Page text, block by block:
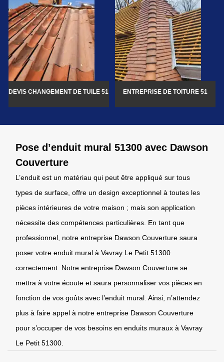
DEVIS CHANGEMENT DE TUILE 51 ENTREPRISE DE TOITURE 51
Pose d’enduit mural 51300 avec Dawson
Couverture
L’enduit est un matériau qui peut être appliqué sur tous
types de surface, offre un design exceptionnel à toutes les
pièces intérieures de votre maison ; mais son application
nécessite des compétences particulières. En tant que
professionnel, notre entreprise Dawson Couverture saura
poser votre enduit mural à Vavray Le Petit 51300
correctement. Notre entreprise Dawson Couverture se
mettra à votre écoute et saura personnaliser vos pièces en
fonction de vos goûts avec l’enduit mural. Ainsi, n’attendez
plus à faire appel à notre entreprise Dawson Couverture
pour s’occuper de vos besoins en enduits muraux à Vavray
Le Petit 51300.